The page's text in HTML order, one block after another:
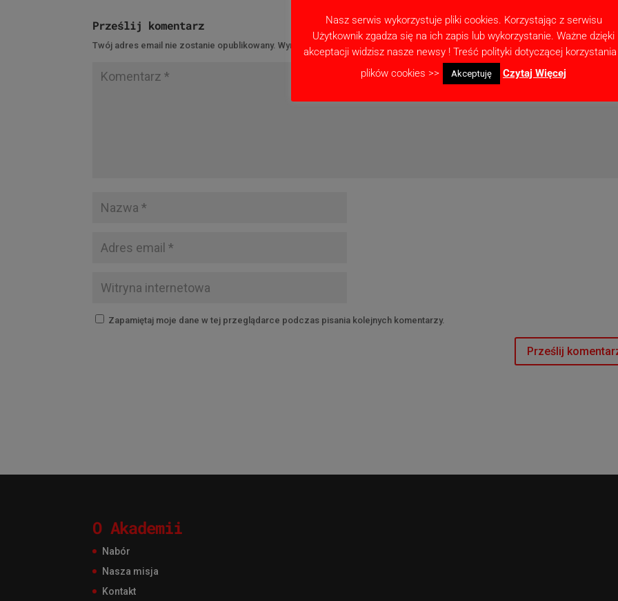
Prześlij komentarz
Twój adres email nie zostanie opublikowany. Wymagane pola są oznaczone
Zapamiętaj moje dane w tej przeglądarce podczas pisania kolejnych komentarzy.
O Akademii
Nabór
Nasza misja
Kontakt
Nasz serwis wykorzystuje pliki cookies. Korzystając z serwisu
Użytkownik zgadza się na ich zapis lub wykorzystanie. Ważne dzięki
akceptacji widzisz nasze newsy ! Treść polityki dotyczącej
plików cookies >>
Akceptuję Czytaj Więcej